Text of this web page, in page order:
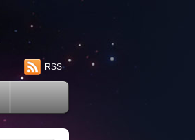
RSS